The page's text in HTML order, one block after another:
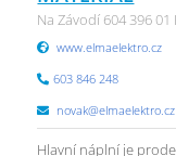
Na Závodí 604 396
www.elmaelektro.cz
603 846 248
novak@elmaelektro.cz
Hlavní náplní je